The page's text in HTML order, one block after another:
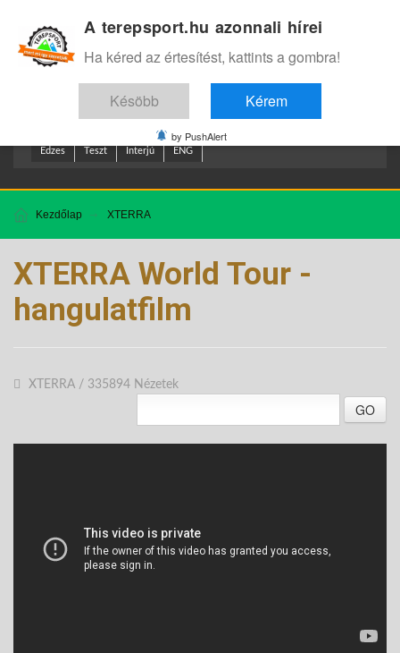
Edzes Teszt Interjú ENG
Kezdőlap XTERRA
XTERRA World Tour -
hangulatfilm
XTERRA / 335894 Nézetek
GO
A terepsport.hu azonnali hírei
Ha kéred az értesítést, kattints a gombra!
Késöbb Kérem
by PushAlert